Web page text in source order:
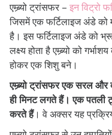
एम्ब्र्यो ट्रांसफर – इन विट्रो
जिसमें एक फर्टिलाइज अंडे को
है। इस फर्टिलाइज अंडे को
लक्ष्य होता है एम्ब्र्यो को
होकर एक शिशु बने।
एम्ब्र्यो ट्रांसफर एक सरल और
ही मिनट लगते हैं। एक पतली
करते हैं। वे अक्सर यह